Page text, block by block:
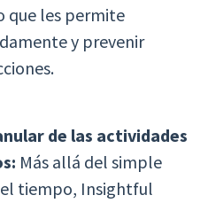
que les permite
y prevenir
de las actividades
Más allá del simple
tiempo, Insightful